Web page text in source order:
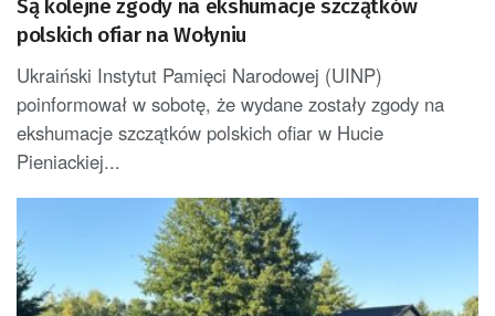
Są kolejne zgody na ekshumacje szczątków
polskich ofiar na Wołyniu
Ukraiński Instytut Pamięci Narodowej (UINP)
poinformował w sobotę, że wydane zostały zgody na
ekshumacje szczątków polskich ofiar w Hucie
Pieniackiej...